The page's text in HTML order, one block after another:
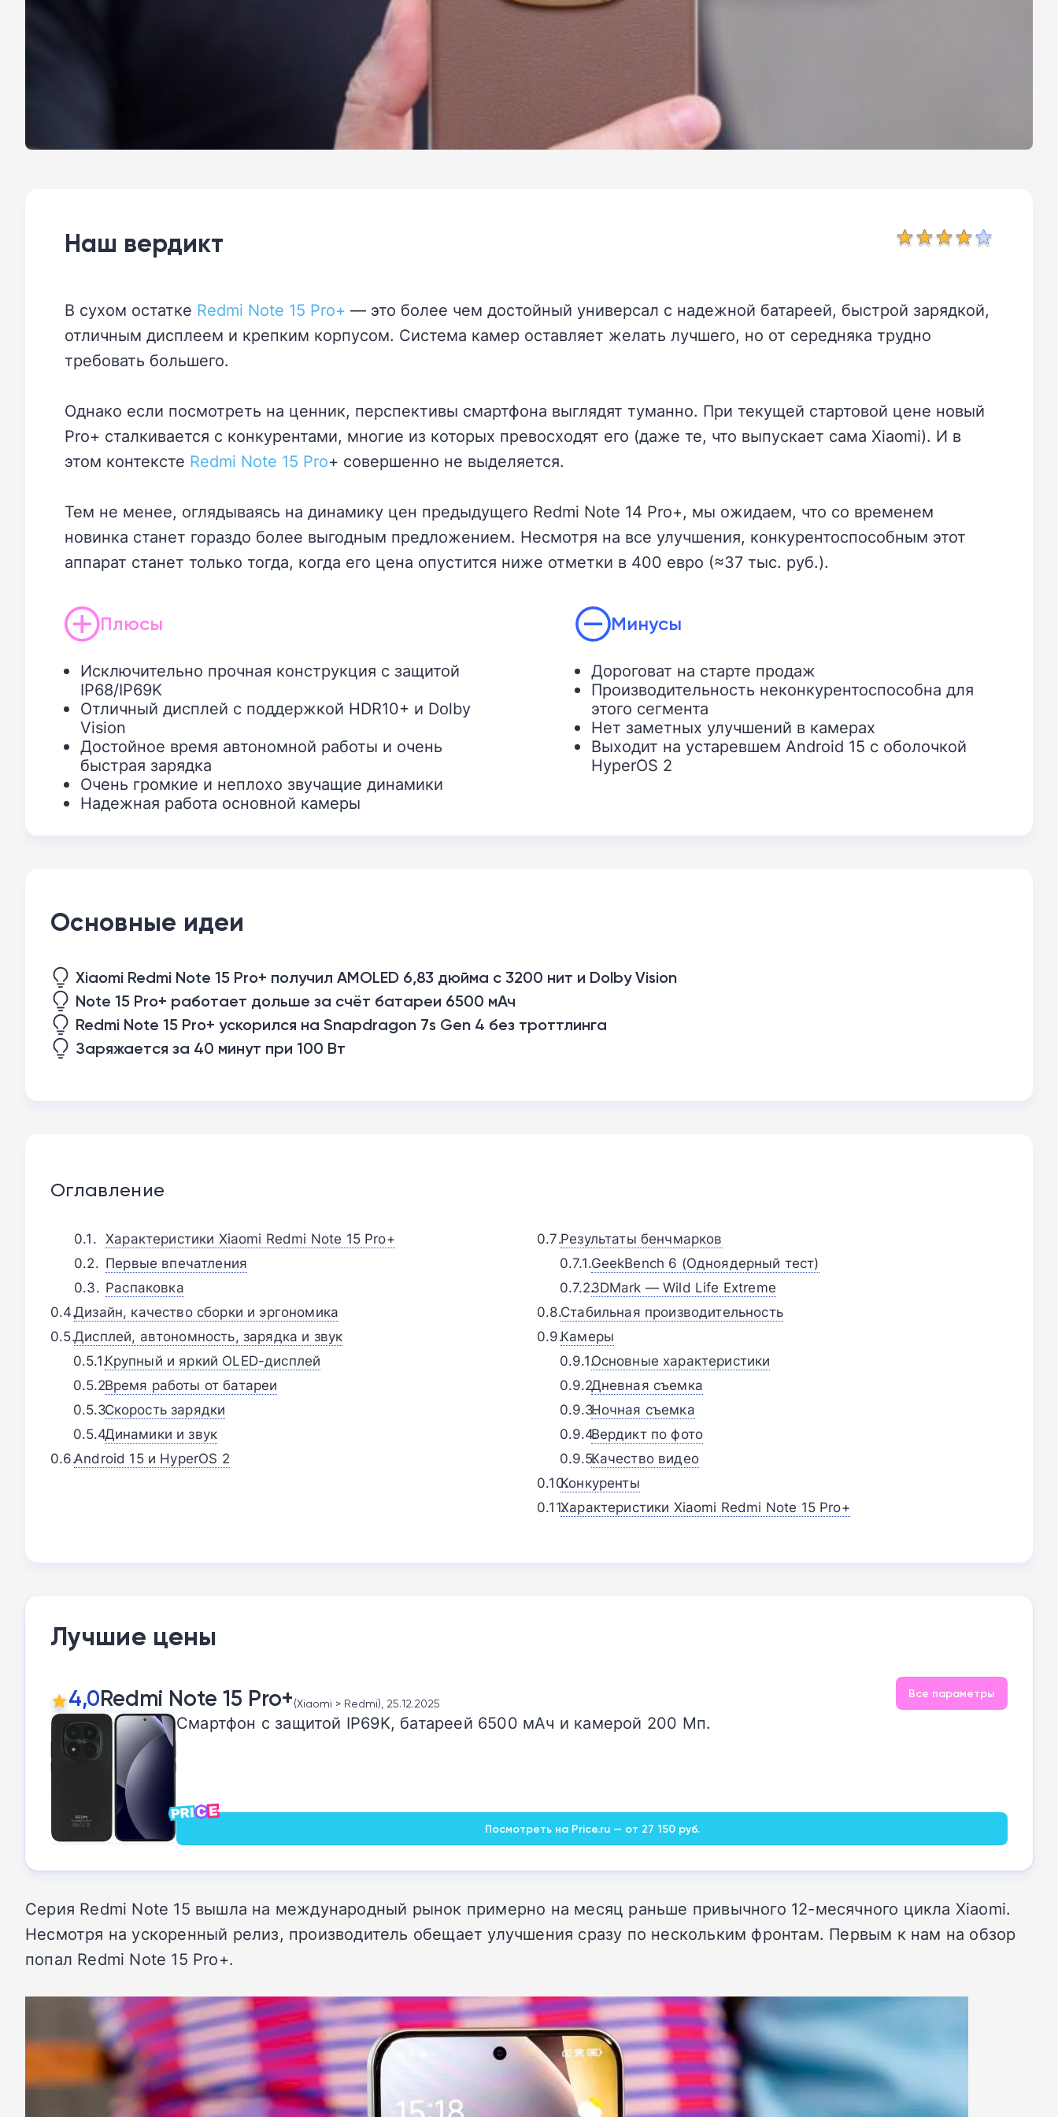
Наш вердикт
В сухом остатке Redmi Note 15 Pro+ — это более чем достойный универсал с надежной батареей, быстрой зарядкой,
отличным дисплеем и крепким корпусом. Система камер оставляет желать лучшего, но от середняка трудно
требовать большего.
Однако если посмотреть на ценник, перспективы смартфона выглядят туманно. При текущей стартовой цене новый
Pro+ сталкивается с конкурентами, многие из которых превосходят его (даже те, что выпускает сама Xiaomi). И в
этом контексте Redmi Note 15 Pro+ совершенно не выделяется.
Тем не менее, оглядываясь на динамику цен предыдущего Redmi Note 14 Pro+, мы ожидаем, что со временем
новинка станет гораздо более выгодным предложением. Несмотря на все улучшения, конкурентоспособным этот
аппарат станет только тогда, когда его цена опустится ниже отметки в 400 евро (≈37 тыс. руб.).
Плюсы
Исключительно прочная конструкция с защитой
IP68/IP69K
Отличный дисплей с поддержкой HDR10+ и Dolby
Vision
Достойное время автономной работы и очень
быстрая зарядка
Очень громкие и неплохо звучащие динамики
Надежная работа основной камеры
Минусы
Дороговат на старте продаж
Производительность неконкурентоспособна для
этого сегмента
Нет заметных улучшений в камерах
Выходит на устаревшем Android 15 с оболочкой
HyperOS 2
Основные идеи
Xiaomi Redmi Note 15 Pro+ получил AMOLED 6,83 дюйма с 3200 нит и Dolby Vision
Note 15 Pro+ работает дольше за счёт батареи 6500 мАч
Redmi Note 15 Pro+ ускорился на Snapdragon 7s Gen 4 без троттлинга
Заряжается за 40 минут при 100 Вт
Оглавление
Характеристики Xiaomi Redmi Note 15 Pro+
Первые впечатления
Распаковка
Дизайн, качество сборки и эргономика
Дисплей, автономность, зарядка и звук
Крупный и яркий OLED-дисплей
Время работы от батареи
Скорость зарядки
Динамики и звук
Android 15 и HyperOS 2
Результаты бенчмарков
GeekBench 6 (Одноядерный тест)
3DMark — Wild Life Extreme
Стабильная производительность
Камеры
Основные характеристики
Дневная съемка
Ночная съемка
Вердикт по фото
Качество видео
Конкуренты
Характеристики Xiaomi Redmi Note 15 Pro+
Лучшие цены
4,0Redmi Note 15 Pro+(Xiaomi > Redmi), 25.12.2025
Все параметры
Смартфон с защитой IP69K, батареей 6500 мАч и камерой 200 Мп.
Посмотреть на Price.ru — от 27 150 руб.
Серия Redmi Note 15 вышла на международный рынок примерно на месяц раньше привычного 12-месячного цикла Xiaomi.
Несмотря на ускоренный релиз, производитель обещает улучшения сразу по нескольким фронтам. Первым к нам на обзор
попал Redmi Note 15 Pro+.